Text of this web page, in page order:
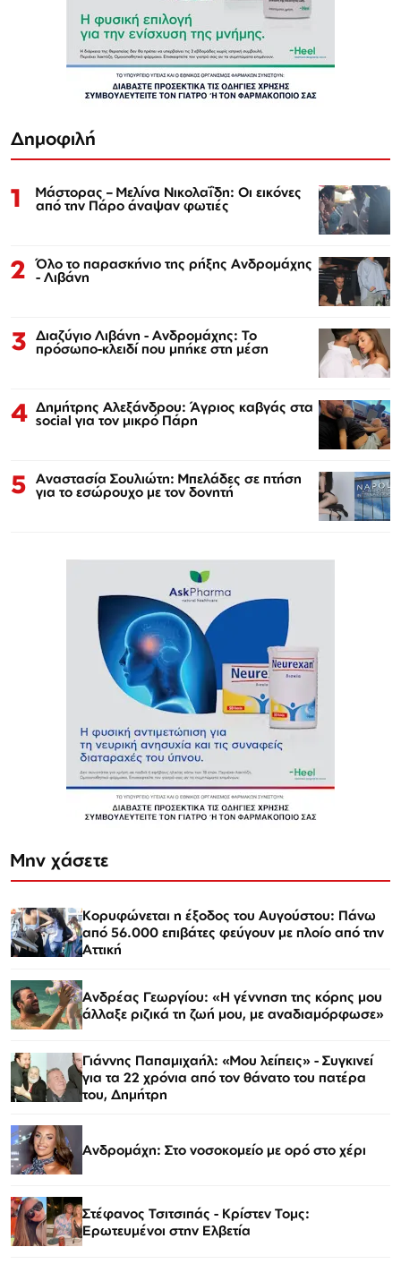
Δημοφιλή
1 Μάστορας – Μελίνα Νικολαΐδη: Οι εικόνες
από την Πάρο άναψαν φωτιές
2 Όλο το παρασκήνιο της ρήξης Ανδρομάχης
- Λιβάνη
3 Διαζύγιο Λιβάνη - Ανδρομάχης: Το
πρόσωπο-κλειδί που μπήκε στη μέση
4 Δημήτρης Αλεξάνδρου: Άγριος καβγάς στα
social για τον μικρό Πάρη
5 Αναστασία Σουλιώτη: Μπελάδες σε πτήση
για το εσώρουχο με τον δονητή
Μην χάσετε
Κορυφώνεται η έξοδος του Αυγούστου: Πάνω
από 56.000 επιβάτες φεύγουν με πλοίο από την
Αττική
Ανδρέας Γεωργίου: «Η γέννηση της κόρης μου
άλλαξε ριζικά τη ζωή μου, με αναδιαμόρφωσε»
Γιάννης Παπαμιχαήλ: «Μου λείπεις» - Συγκινεί
για τα 22 χρόνια από τον θάνατο του πατέρα
του, Δημήτρη
Ανδρομάχη: Στο νοσοκομείο με ορό στο χέρι
Στέφανος Τσιτσιπάς - Kρίστεν Τομς:
Ερωτευμένοι στην Ελβετία